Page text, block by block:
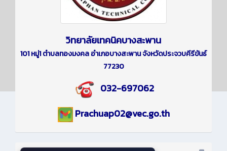
วิทยาลัยเทคนิคบางสะพาน
101 หมู่1 ตำบลทองมงคล อำเภอบางสะพาน จังหวัดประจวบคีรีขันธ์
77230
032-697062
Prachuap02@vec.go.th